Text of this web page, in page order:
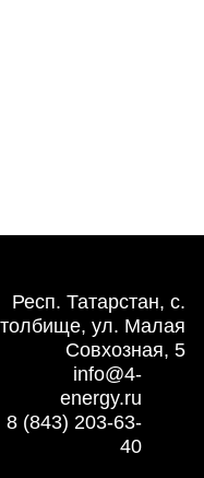
Респ. Татарстан, с.
ул. Малая
Совхозная, 5
info@4-
energy.ru
8 (843) 203-63-
40